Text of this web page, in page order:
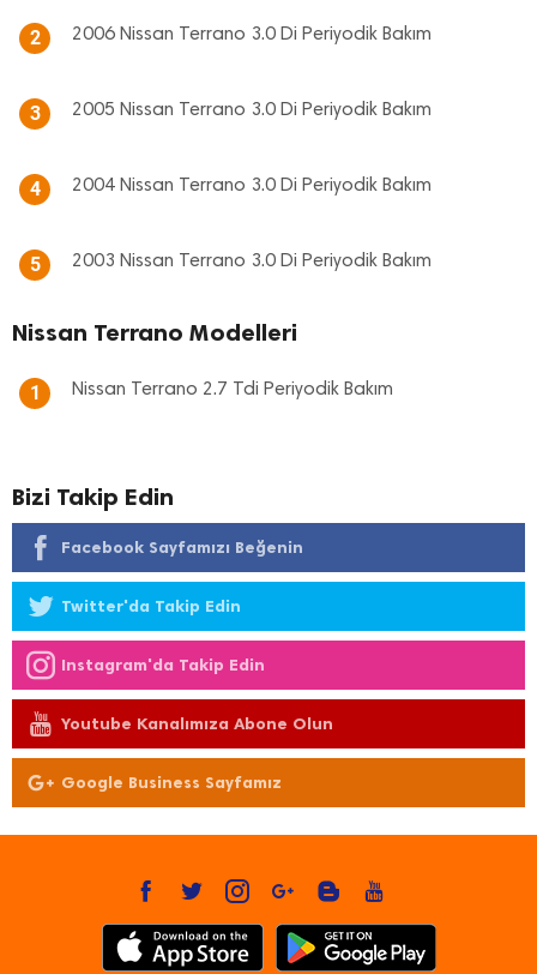
2 2006 Nissan Terrano 3.0 Di Periyodik Bakım
3 2005 Nissan Terrano 3.0 Di Periyodik Bakım
4 2004 Nissan Terrano 3.0 Di Periyodik Bakım
5 2003 Nissan Terrano 3.0 Di Periyodik Bakım
Nissan Terrano Modelleri
1 Nissan Terrano 2.7 Tdi Periyodik Bakım
Bizi Takip Edin
Facebook Sayfamızı Beğenin
Twitter'da Takip Edin
Instagram'da Takip Edin
Youtube Kanalımıza Abone Olun
Google Business Sayfamız